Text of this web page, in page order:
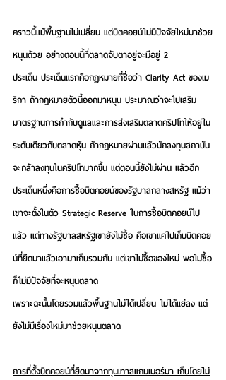
คราวนี้แม้พื้นฐานไม่เปลี่ยน แต่บิตคอยน์ไม่มีปัจจัยใหม่มาช่วย
หนุนด้วย อย่างตอนนี้ที่ตลาดจับตาอยู่จะมีอยู่ 2
ประเด็น ประเด็นแรกคือกฎหมายที่ชื่อว่า Clarity Act ของเม
ริกา ถ้ากฎหมายตัวนี้ออกมาหนุน ประมาณว่าจะไปเสริม
มาตรฐานการกำกับดูแลและการส่งเสริมตลาดคริปโทให้อยู่ใน
ระดับเดียวกับตลาดหุ้น ถ้ากฎหมายผ่านแล้วนักลงทุนสถาบัน
จะกล้าลงทุนในคริปโทมากขึ้น แต่ตอนนี้ยังไม่ผ่าน แล้วอีก
ประเด็นหนึ่งคือการซื้อบิตคอยน์ของรัฐบาลกลางสหรัฐ แม้ว่า
เขาจะตั้งในตัว Strategic Reserve ในการซื้อบิตคอยน์ไป
แล้ว แต่ทางรัฐบาลสหรัฐเขายังไม่ซื้อ คือเขาแค่ไปเก็บบิตคอย
น์ที่ยึดมาแล้วเอามาเก็บรวมกัน แต่เขาไม่ซื้อของใหม่ พอไม่ซื้อ
ก็ไม่มีปัจจัยที่จะหนุนตลาด
เพราะฉะนั้นโดยรวมแล้วพื้นฐานไม่ได้เปลี่ยน ไม่ได้แย่ลง แต่
ยังไม่มีเรื่องใหม่มาช่วยหนุนตลาด
การที่ตั้งบิตคอยน์ที่ยึดมาจากทุนเทาสแกมเมอร์มา เก็บโดยไม่